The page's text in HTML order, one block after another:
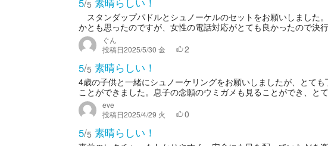
5/5
スタンダップパドルとシュノーケルのセットをお願いしまし
かとも思ったのですが、女性の電話対応がとても良かったので決
ぐん
投稿日2025/5/30 金 2
5/5 素晴らしい！
4歳の子供と一緒にシュノーケリングをお願いしましたが、とて
ことができました。息子の念願のウミガメも見ることができ、と
eve
投稿日2025/4/29 火 0
5/5 素晴らしい！